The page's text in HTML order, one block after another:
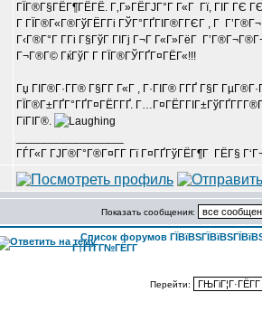
ГЇГ®Г§ГЁГ¶ГЁГЁ. Г‚Г»ГЁГЈГ°Г Г«Г Гї, ГІГ ГЄ
Г ГЇГ®Г«Г®ГўГЁГ­Гі ГЎГ°ГҐГІГ®Г­ГЄГ , Г
Г‹Г®Г°Г Г­Гі Г§ГўГ ГІГј Г¬Г Г«Г»ГёГ
Г¬Г®Г© ГќГўГ Г­ ГЇГ®ГЎГҐГ¤ГЁГ«!!!
Гџ ГІГ®Г·Г­Г® Г§Г­Г Г«Г , Г·ГІГ® Г­ГҐ Г§Г
ГЇГ®Г±ГҐГ°ГҐГ¤ГЁГ­ГҐ.
ГїГІГ®.
ГЃГ«Г ГЈГ®Г°Г®Г¤Г­Г Гї Г¤ГҐГўГЁГ¶Г ГЁГ§
Показать сообщения:
Список форумов
Г†ГҐГ­Г№ГЁГ­Г
Перейти: